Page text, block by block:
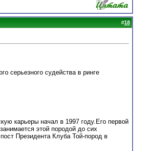
#18
серьезного судейства в ринге
карьеры начал в 1997 году.Его первой
этой породой до сих
Президента Клуба Той-пород в